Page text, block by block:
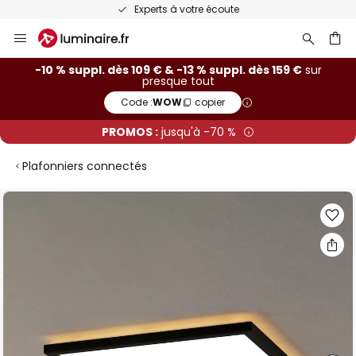
Experts à votre écoute
Allez
au
contenu
-10 % suppl. dès 109 € & -13 % suppl. dès 159 €sur
presque tout
Code :WOW copier
PROMOS : jusqu'à -70 %
Plafonniers connectés
Skip
gallery